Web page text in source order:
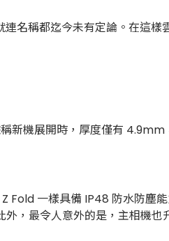
名稱都迄今未有定論。在這
新機展開時，厚度僅有
一樣具備 IP48 防水防塵
，最令人意外的是，主相機